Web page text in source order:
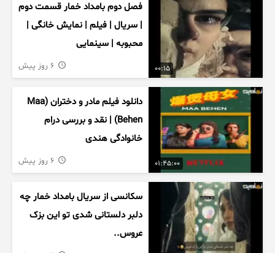
00:15
فصل دوم بامداد خمار قسمت دوم
| سریال | فیلم | نمایش خانگی |
محبوبه | سینمایی
01:45:00
دانلود فیلم مادر و دختران (Maa
Behen) | نقد و بررسی درام
خانوادگی هندی
سکانسی از سریال بامداد خمار چه
دلبر دلستانی شدی تو این بزک
عروس..